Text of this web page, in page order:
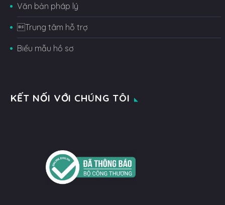
Văn bản pháp lý
Trung tâm hỗ trợ
Biểu mẫu hồ sơ
KẾT NỐI VỚI CHÚNG TÔI